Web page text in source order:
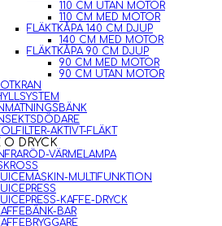
110 CM UTAN MOTOR
110 CM MED MOTOR
FLÄKTKÅPA 140 CM DJUP
140 CM MED MOTOR
FLÄKTKÅPA 90 CM DJUP
90 CM MED MOTOR
90 CM UTAN MOTOR
AKTIVT-FLÄKT
O DRYCK
VÄRMELAMPA
MULTIFUNKTION
KAFFE-DRYCK
BAR